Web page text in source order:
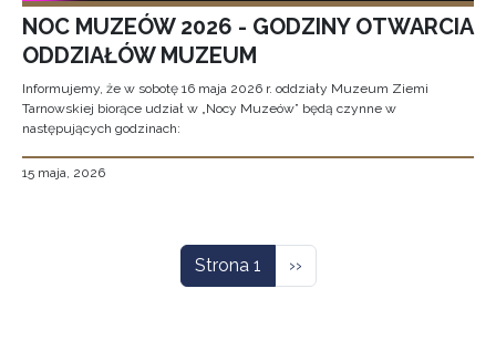
NOC MUZEÓW 2026 - GODZINY OTWARCIA
ODDZIAŁÓW MUZEUM
Informujemy, że w sobotę 16 maja 2026 r. oddziały Muzeum Ziemi
Tarnowskiej biorące udział w „Nocy Muzeów” będą czynne w
następujących godzinach:
15 maja, 2026
Strona 1 Następna strona
››